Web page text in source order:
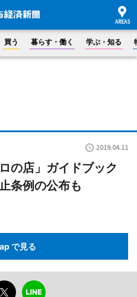
買う 暮らす・働く 学ぶ・知る
2019.04.11
の店」ガイドブック
条例の公布も
で見る